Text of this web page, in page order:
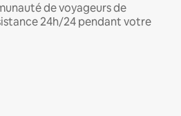
de voyageurs de
24h/24 pendant votre